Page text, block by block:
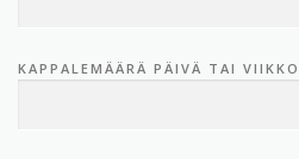
KAPPALEMÄÄRÄ PÄIVÄ TAI VIIKKO